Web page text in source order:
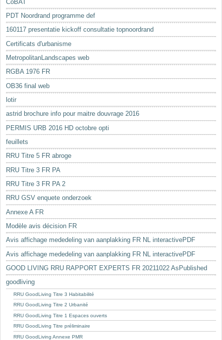
CoBAT
PDT Noordrand programme def
160117 presentatie kickoff consultatie topnoordrand
Certificats d'urbanisme
MetropolitanLandscapes web
RGBA 1976 FR
OB36 final web
lotir
astrid brochure info pour maitre douvrage 2016
PERMIS URB 2016 HD octobre opti
feuillets
RRU Titre 5 FR abroge
RRU Titre 3 FR PA
RRU Titre 3 FR PA 2
RRU GSV enquete onderzoek
Annexe A FR
Modèle avis décision FR
Avis affichage mededeling van aanplakking FR NL interactivePDF
Avis affichage mededeling van aanplakking FR NL interactivePDF
GOOD LIVING RRU RAPPORT EXPERTS FR 20211022 AsPublished
goodliving
RRU GoodLiving Titre 3 Habitabilité
RRU GoodLiving Titre 2 Urbanité
RRU GoodLiving Titre 1 Espaces ouverts
RRU GoodLiving Titre préliminaire
RRU GoodLiving Annexe PMR